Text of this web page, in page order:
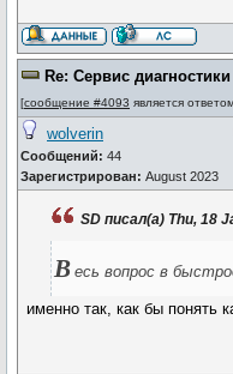
Re: Сервис
[сообщение #4093 является
wolverin
Сообщений: 44
Зарегистрирован: August 2023
SD писал(а) Thu, 18
В есь вопрос в
именно так, как бы понять